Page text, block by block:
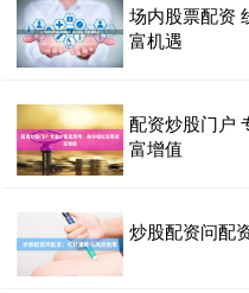
场内股票配资
富机遇
配资炒股门户
富增值
炒股配资问配